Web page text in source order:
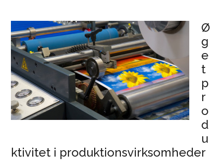
Ø
g
e
t
p
r
o
d
u
ktivitet i produktionsvirksomheder